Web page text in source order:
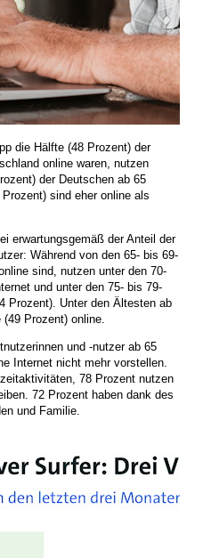
die Hälfte (48 Prozent) der
online waren, nutzen
der Deutschen ab 65
sind eher online als
erwartungsgemäß der Anteil der
Während von den 65- bis 69-
sind, nutzen unter den 70-
und unter den 75- bis 79-
Prozent). Unter den Ältesten ab
Prozent) online.
und -nutzer ab 65
Internet nicht mehr vorstellen.
78 Prozent nutzen
72 Prozent haben dank des
und Familie.